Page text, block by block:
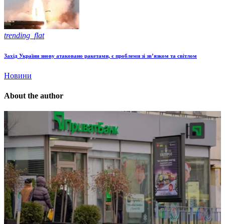
trending_flat
Захід України знову атаковано ракетами, є проблеми зі зв’язком та світлом
Новини
About the author